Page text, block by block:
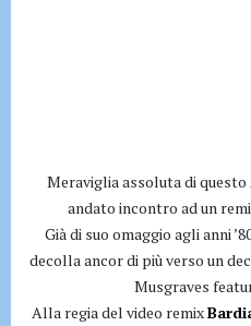
Meraviglia assoluta di questo
andato incontro ad un
Già di suo omaggio agli anni
decolla ancor di più verso un
Musgraves
Alla regia del video remix